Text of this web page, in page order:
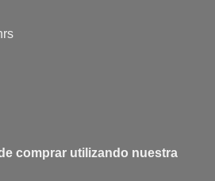
comprar utilizando nuestra